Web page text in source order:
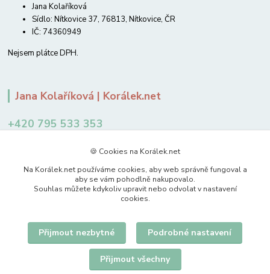
Jana Kolaříková
Sídlo: Nítkovice 37, 76813, Nítkovice, ČR
IČ: 74360949
Nejsem plátce DPH.
Jana Kolaříková | Korálek.net
+420 795 533 353
Upravit sběr cookies.
🍪 Cookies na Korálek.net
Na Korálek.net používáme cookies, aby web správně fungoval a
aby se vám pohodlně nakupovalo.
Souhlas můžete kdykoliv upravit nebo odvolat v nastavení
cookies.
Přijmout nezbytné Podrobné nastavení
Přijmout všechny